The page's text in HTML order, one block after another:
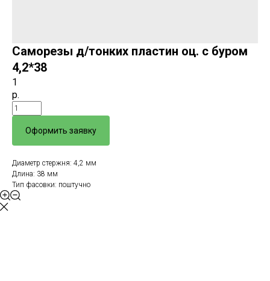
Саморезы д/тонких пластин оц. с буром
4,2*38
1
р.
Оформить заявку
Диаметр стержня: 4,2 мм
Длина: 38 мм
Тип фасовки: поштучно